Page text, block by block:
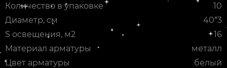
Количество в упаковке
10
Диаметр, см
40*3
S освещения, м2
16
Материал арматуры
металл
Цвет арматуры
белый